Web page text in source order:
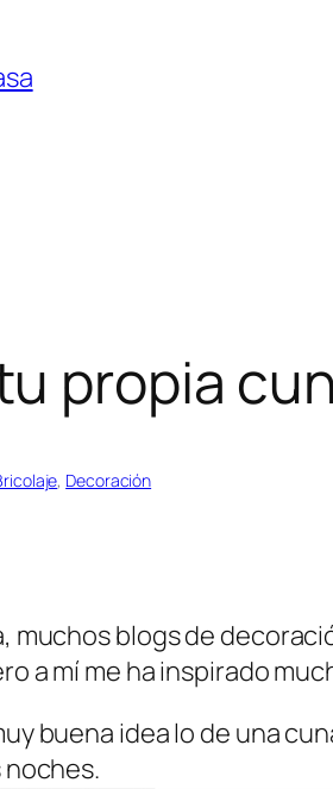
propia
, Decoración
muchos blogs de
a mí me ha inspirado
buena idea lo de una
noches.